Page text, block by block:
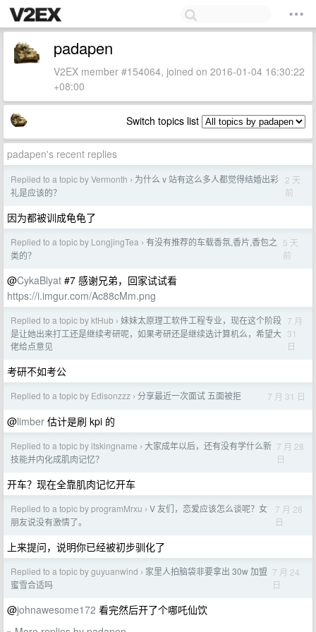
padapen
V2EX member #154064, joined on 2016-01-04 16:30:22
+08:00
Switch topics list
padapen's recent replies
Replied to a topic by Vermonth › 为什么 v 站有这么多人都觉得结婚出彩
礼是应该的？
2 天
前
因为都被训成龟龟了
Replied to a topic by LongjingTea › 有没有推荐的车载香氛,香片,香包之
类的？
5 天
前
@CykaBlyat #7 感谢兄弟，回家试试看
https://i.imgur.com/Ac88cMm.png
Replied to a topic by ktHub › 妹妹太原理工软件工程专业，现在这个阶段
是让她出来打工还是继续考研呢，如果考研还是继续选计算机么，希望大
佬给点意见
7 月
31
日
考研不如考公
Replied to a topic by Edisonzzz › 分享最近一次面试 五面被拒 7 月 31 日
@limber 估计是刷 kpi 的
Replied to a topic by itskingname › 大家成年以后，还有没有学什么新
技能并内化成肌肉记忆？
7 月 28
日
开车？现在全靠肌肉记忆开车
Replied to a topic by programMrxu › V 友们，恋爱应该怎么谈呢？女
朋友说没有激情了。
7 月 28
日
上来提问，说明你已经被初步驯化了
Replied to a topic by guyuanwind › 家里人拍脑袋非要拿出 30w 加盟
蜜雪合适吗
7 月 24
日
@johnawesome172 看完然后开了个哪吒仙饮